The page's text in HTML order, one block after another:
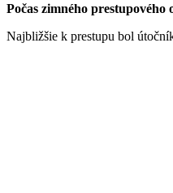
Počas zimného
Najbližšie k prestupu bol